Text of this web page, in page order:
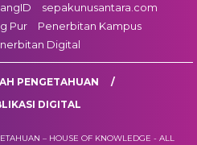
sepakunusantara.com
Pur
Penerbitan Kampus
Digital
PENGETAHUAN
DIGITAL
– HOUSE OF KNOWLEDGE - ALL